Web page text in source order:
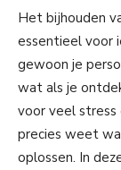
Het bijhouden
essentieel voor
gewoon je
wat als je
voor veel stress
precies weet
oplossen. In